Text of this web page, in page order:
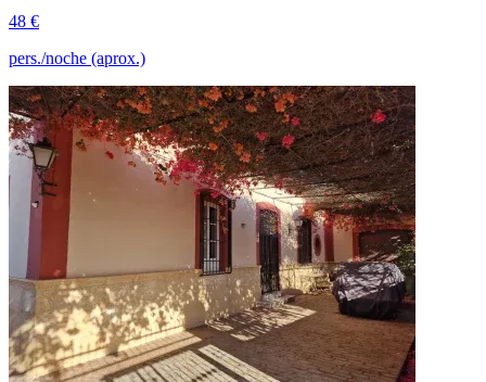
48 €
pers./noche (aprox.)